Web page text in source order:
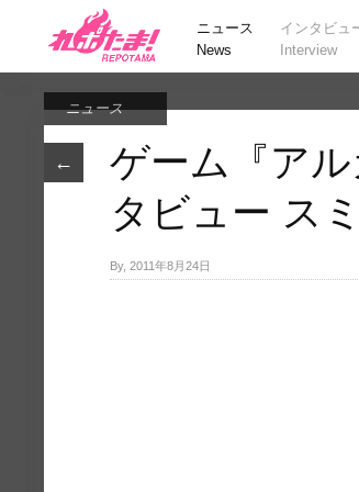
ニュース
News
インタビュ
Interview
←
ニュース
ゲーム『ア
タビュー ス
By, 2011年8月24日